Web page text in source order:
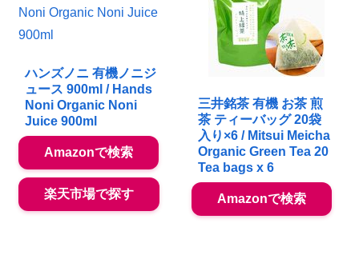
ハンズノニ 有機ノニジ
ュース 900ml / Hands
Noni Organic Noni
Juice 900ml
Amazonで検索
楽天市場で探す
三井銘茶 有機 お茶 煎
茶 ティーバッグ 20袋
入り×6 / Mitsui Meicha
Organic Green Tea 20
Tea bags x 6
Amazonで検索